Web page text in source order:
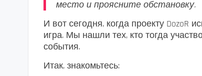
место и проясните обстановку.
И вот сегодня, когда проекту DozoR
игра. Мы нашли тех, кто тогда
события.
Итак, знакомьтесь: